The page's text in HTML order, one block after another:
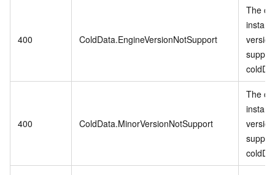
400 ColdData.EngineVersionNotSupport
The
support
400 ColdData.MinorVersionNotSupport
The
support